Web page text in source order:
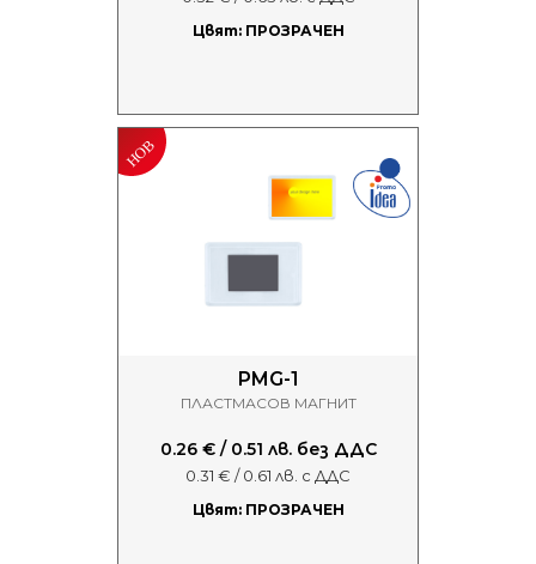
Цвят: ПРОЗРАЧЕН
PMG-1
ПЛАСТМАСОВ МАГНИТ
0.26 € / 0.51 лв. без ДДС
0.31 € / 0.61 лв. с ДДС
Цвят: ПРОЗРАЧЕН